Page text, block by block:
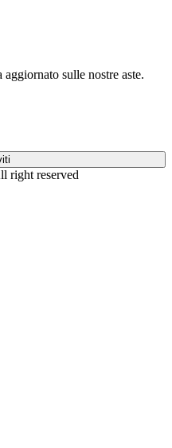
sulle nostre aste.
right reserved